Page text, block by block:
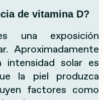
de vitamina D?
una exposición
Aproximadamente
solar es
la piel produzca
factores como